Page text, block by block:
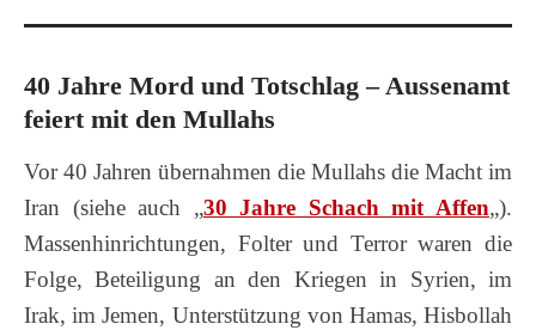
40 Jahre Mord und Totschlag – Aussenamt
feiert mit den Mullahs
Vor 40 Jahren übernahmen die Mullahs die Macht im
Iran (siehe auch „30 Jahre Schach mit Affen„).
Massenhinrichtungen, Folter und Terror waren die
Folge, Beteiligung an den Kriegen in Syrien, im
Irak, im Jemen, Unterstützung von Hamas, Hisbollah